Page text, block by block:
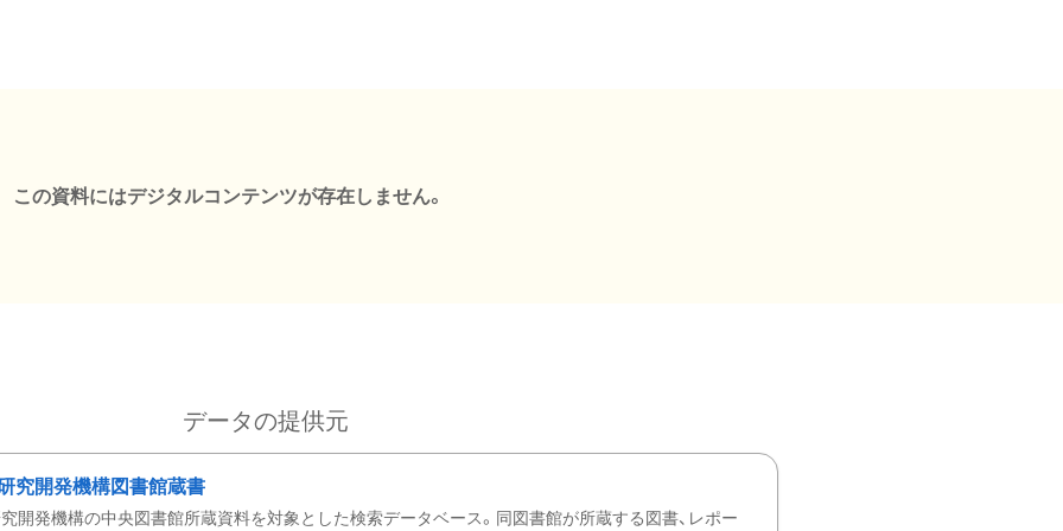
この資料にはデジタルコンテンツが存在しません。
データの提供元
究開発機構図書館蔵書
開発機構の中央図書館所蔵資料を対象とした検索データベース。同図書館が所蔵する図書、レポー